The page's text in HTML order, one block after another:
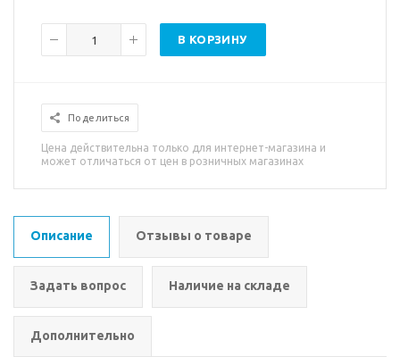
В КОРЗИНУ
Поделиться
Цена действительна только для интернет-магазина и
может отличаться от цен в розничных магазинах
Описание Отзывы о товаре
Задать вопрос Наличие на складе
Дополнительно